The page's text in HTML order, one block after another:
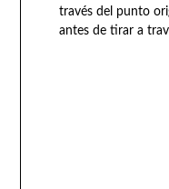
través del punto
antes de tirar a